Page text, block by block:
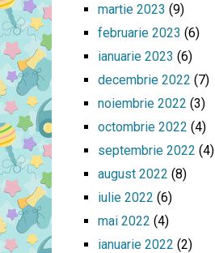
martie 2023 (9)
februarie 2023 (6)
ianuarie 2023 (6)
decembrie 2022 (7)
noiembrie 2022 (3)
octombrie 2022 (4)
septembrie 2022 (4)
august 2022 (8)
iulie 2022 (6)
mai 2022 (4)
ianuarie 2022 (2)